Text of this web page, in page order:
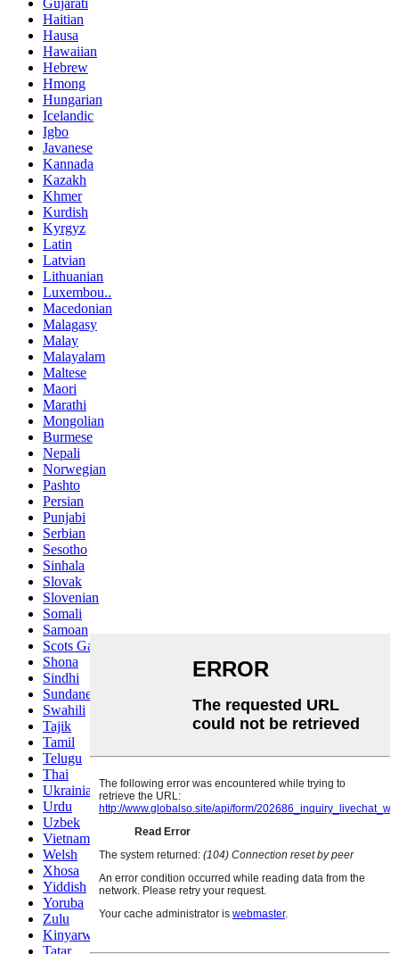
Gujarati
Haitian
Hausa
Hawaiian
Hebrew
Hmong
Hungarian
Icelandic
Igbo
Javanese
Kannada
Kazakh
Khmer
Kurdish
Kyrgyz
Latin
Latvian
Lithuanian
Luxembou..
Macedonian
Malagasy
Malay
Malayalam
Maltese
Maori
Marathi
Mongolian
Burmese
Nepali
Norwegian
Pashto
Persian
Punjabi
Serbian
Sesotho
Sinhala
Slovak
Slovenian
Somali
Samoan
Scots Gaelic
Shona
Sindhi
Sundanese
Swahili
Tajik
Tamil
Telugu
Thai
Ukrainian
Urdu
Uzbek
Vietnamese
Welsh
Xhosa
Yiddish
Yoruba
Zulu
Kinyarwanda